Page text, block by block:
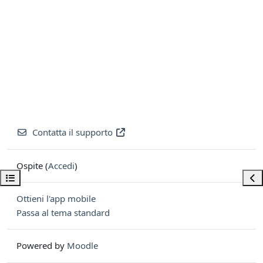
Apri indice del corso
Contatta il supporto
Ospite (Accedi)
Ottieni l'app mobile
Passa al tema standard
Powered by Moodle